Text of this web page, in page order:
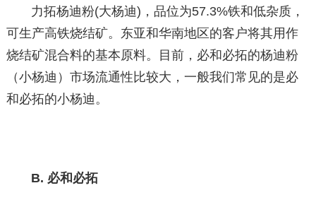
力拓杨迪粉(大杨迪)，品位为57.3%铁和低杂质，
可生产高铁烧结矿。东亚和华南地区的客户将其用作
烧结矿混合料的基本原料。目前，必和必拓的杨迪粉
（小杨迪）市场流通性比较大，一般我们常见的是必
和必拓的小杨迪。
B. 必和必拓